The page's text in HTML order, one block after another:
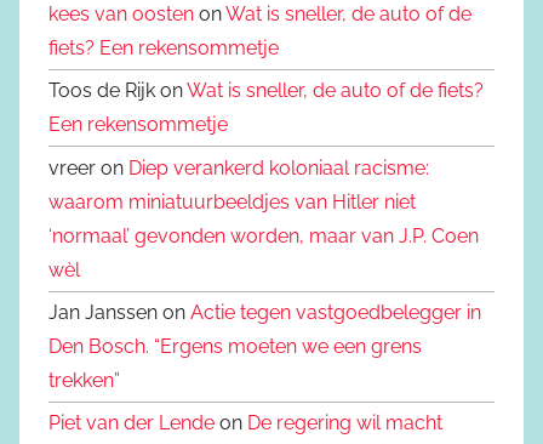
kees van oosten onWat is sneller, de auto of de
fiets? Een rekensommetje
Toos de Rijk onWat is sneller, de auto of de fiets?
Een rekensommetje
vreer on Diep verankerd koloniaal racisme:
waarom miniatuurbeeldjes van Hitler niet
‘normaal’ gevonden worden, maar van J.P. Coen
wèl
Jan Janssen on Actie tegen vastgoedbelegger in
Den Bosch. “Ergens moeten we een grens
trekken”
Piet van der Lende on De regering wil macht